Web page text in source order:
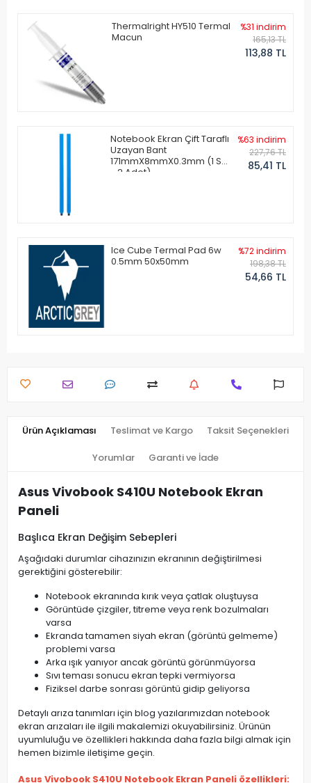
Thermalright HY510 Termal
Macun
%31 indirim
165,13 TL
113,88 TL
Notebook Ekran Çift Taraflı
Uzayan Bant
171mmX8mmX0.3mm (1 Set
- 2 Adet)
%63 indirim
227,76 TL
85,41 TL
Ice Cube Termal Pad 6w
0.5mm 50x50mm
%72 indirim
198,38 TL
54,66 TL
Ürün Açıklaması Teslimat ve Kargo Taksit Seçenekleri
Yorumlar Garanti ve İade
Asus Vivobook S410U Notebook Ekran
Paneli
Başlıca Ekran Değişim Sebepleri
Aşağıdaki durumlar cihazınızın ekranının değiştirilmesi
gerektiğini gösterebilir:
Notebook ekranında kırık veya çatlak oluştuysa
Görüntüde çizgiler, titreme veya renk bozulmaları
varsa
Ekranda tamamen siyah ekran (görüntü gelmeme)
problemi varsa
Arka ışık yanıyor ancak görüntü görünmüyorsa
Sıvı teması sonucu ekran tepki vermiyorsa
Fiziksel darbe sonrası görüntü gidip geliyorsa
Detaylı arıza tanımları için blog yazılarımızdan notebook
ekran arızaları ile ilgili makalemizi okuyabilirsiniz. Ürünün
uyumluluğu ve özellikleri hakkında daha fazla bilgi almak için
hemen bizimle iletişime geçin.
Asus Vivobook S410U Notebook Ekran Paneli özellikleri: